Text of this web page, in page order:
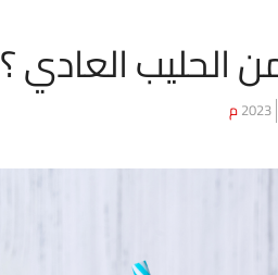
الحليب العادي ؟